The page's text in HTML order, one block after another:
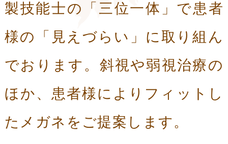
製技能士の
「三位一体」で患者
様の「見えづらい」に取り組ん
でおります。斜視や弱視治療の
ほか、患者様によりフィットし
たメガネをご提案します。